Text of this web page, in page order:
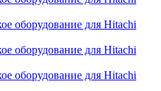
оборудование для Hitachi
оборудование для Hitachi
оборудование для Hitachi